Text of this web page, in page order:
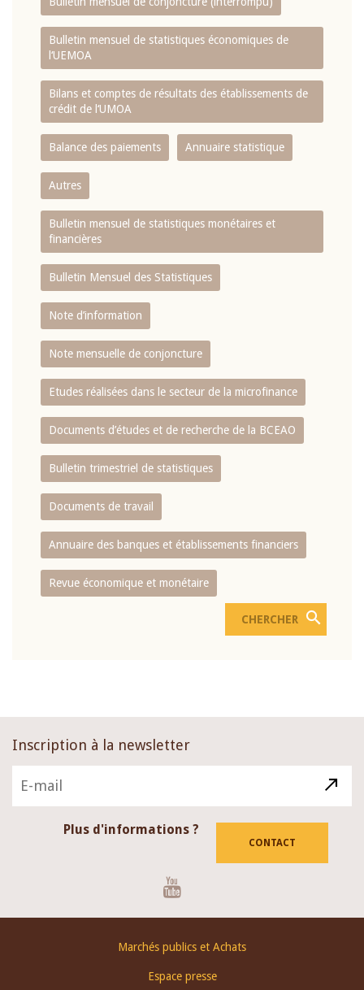
Bulletin mensuel de statistiques économiques de
l‘UEMOA
Bilans et comptes de résultats des établissements de
crédit de l‘UMOA
Balance des paiements Annuaire statistique
Autres
Bulletin mensuel de statistiques monétaires et
financières
Bulletin Mensuel des Statistiques
Note d’information
Note mensuelle de conjoncture
Etudes réalisées dans le secteur de la microfinance
Documents d’études et de recherche de la BCEAO
Bulletin trimestriel de statistiques
Documents de travail
Annuaire des banques et établissements financiers
Revue économique et monétaire
Inscription à la newsletter
Plus d'informations ?
CONTACT
Marchés publics et Achats
Espace presse